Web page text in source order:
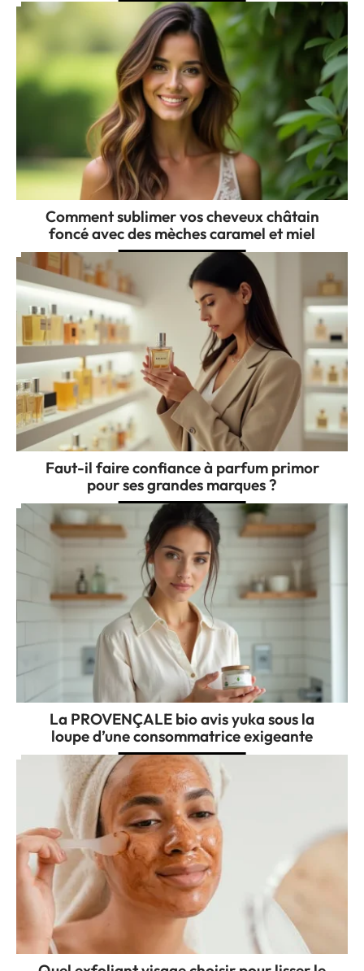
Comment sublimer vos cheveux châtain
foncé avec des mèches caramel et miel
Faut-il faire confiance à parfum primor
pour ses grandes marques ?
La PROVENÇALE bio avis yuka sous la
loupe d’une consommatrice exigeante